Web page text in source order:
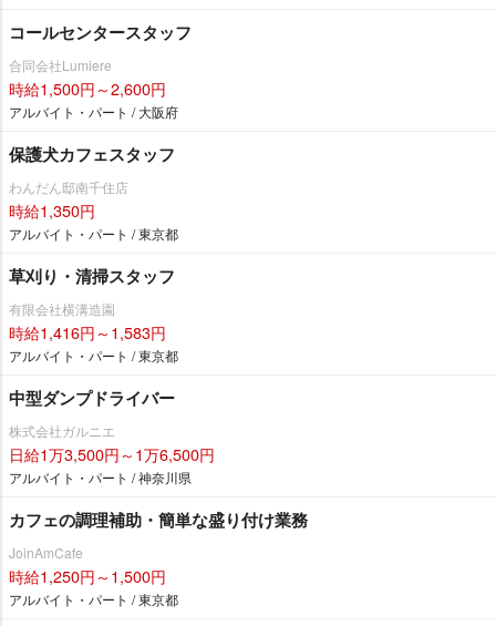
コールセンタースタッフ
合同会社Lumiere
時給1,500円～2,600円
アルバイト・パート / 大阪府
保護犬カフェスタッフ
わんだん邸南千住店
時給1,350円
アルバイト・パート / 東京都
草刈り・清掃スタッフ
有限会社横溝造園
時給1,416円～1,583円
アルバイト・パート / 東京都
中型ダンプドライバー
株式会社ガルニエ
日給1万3,500円～1万6,500円
アルバイト・パート / 神奈川県
カフェの調理補助・簡単な盛り付け業務
JoinAmCafe
時給1,250円～1,500円
アルバイト・パート / 東京都